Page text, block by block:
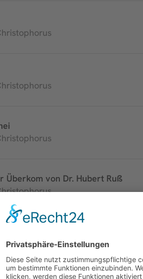
Überkom von Dr. Hubert Ruß
Kontakt